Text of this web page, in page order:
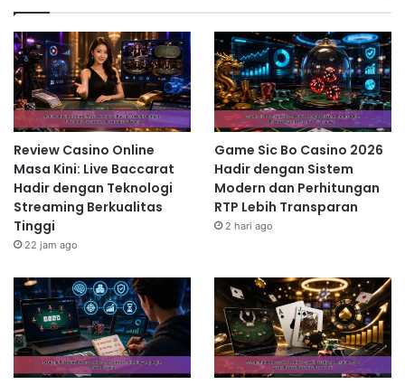
Review Casino Online
Masa Kini: Live Baccarat
Hadir dengan Teknologi
Streaming Berkualitas
Tinggi
22 jam ago
Game Sic Bo Casino 2026
Hadir dengan Sistem
Modern dan Perhitungan
RTP Lebih Transparan
2 hari ago